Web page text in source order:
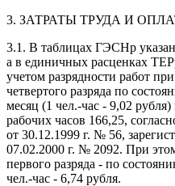
3. ЗАТРАТЫ ТРУДА И
3.1. В таблицах ГЭСНр
а в единичных расценках
учетом разрядности работ
четвертого разряда по
месяц (1 чел.-час - 9,02
рабочих часов 166,25,
от 30.12.1999 г. № 56,
07.02.2000 г. № 2092. При
первого разряда - по
чел.-час - 6,74 рубля.